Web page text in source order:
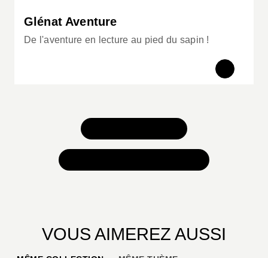
Glénat Aventure
De l'aventure en lecture au pied du sapin !
VOUS AIMEREZ AUSSI